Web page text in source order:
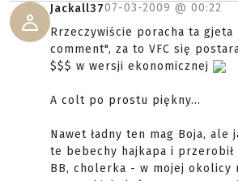
Jackall3707-03-2009 @ 00:22
Rrzeczywiście poracha ta
comment", za to VFC się
$$$ w wersji ekonomicznej
A colt po prostu piękny...
Nawet ładny ten mag Boja, ale
te bebechy hajkapa i przerobił
BB, cholerka - w mojej okolicy